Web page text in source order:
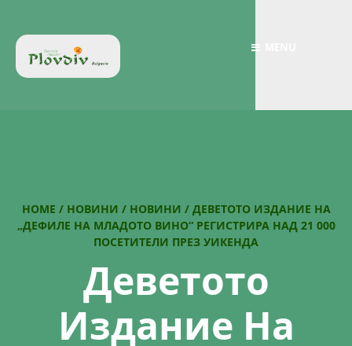
HOME / НОВИНИ / НОВИНИ / ДЕВЕТОТО ИЗДАНИЕ НА
„ДЕФИЛЕ НА МЛАДОТО ВИНО“ РЕГИСТРИРА НАД 21 000
ПОСЕТИТЕЛИ ПРЕЗ УИКЕНДА
Деветото
Издание На